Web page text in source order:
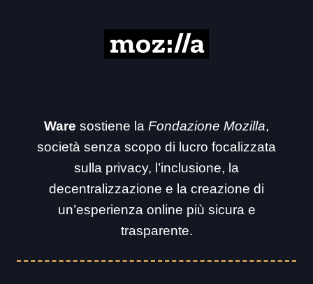
Ware sostiene la Fondazione Mozilla,
società senza scopo di lucro focalizzata
sulla privacy, l’inclusione, la
decentralizzazione e la creazione di
un’esperienza online più sicura e
trasparente.